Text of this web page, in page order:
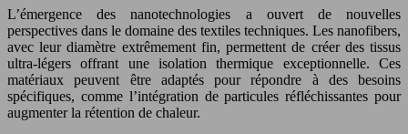
L’émergence des nanotechnologies a ouvert de nouvelles
perspectives dans le domaine des textiles techniques. Les nanofibers,
avec leur diamètre extrêmement fin, permettent de créer des tissus
ultra-légers offrant une isolation thermique exceptionnelle. Ces
matériaux peuvent être adaptés pour répondre à des besoins
spécifiques, comme l’intégration de particules réfléchissantes pour
augmenter la rétention de chaleur.